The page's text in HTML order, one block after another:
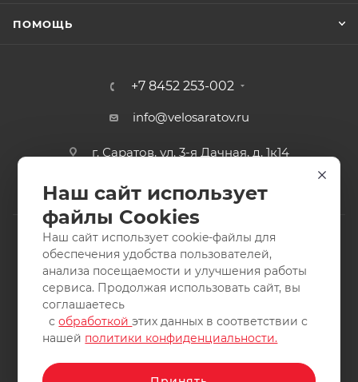
ПОМОЩЬ
+7 8452 253-002
info@velosaratov.ru
г. Саратов, ул. 3-я Дачная, д. 1к14
2011-2026 © интернет-магазин спортивных товаров
ВелоСаратов. Не является публичной офертой. Все права
защищены. Заимствование материалов и фотографий
запрещено.
Наш сайт использует
файлы Cookies
Наш сайт использует cookie-файлы для
обеспечения удобства пользователей,
анализа посещаемости и улучшения работы
сервиса. Продолжая использовать сайт, вы
соглашаетесь
собработкойэтих данных в соответствии с
нашей политики конфиденциальности.